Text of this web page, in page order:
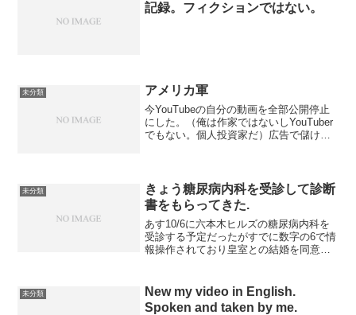
記録。フィクションではない。
未分類 アメリカ軍
今YouTubeの自分の動画を全部公開停止
にした。（俺は作家ではないしYouTuber
でもない。個人投資家だ）広告で儲けさ
未分類
きょう糖尿病内科を受診して診断
書をもらってきた.
あす10/6に六本木ヒルズの糖尿病内科を
受診する予定だったがすでに数字の6で情
報操作されており皇室との結婚を同意し
えないので新たに神経障害の薬が追加さ
れた. これが...
未分類
New my video in English.
Spoken and taken by me.